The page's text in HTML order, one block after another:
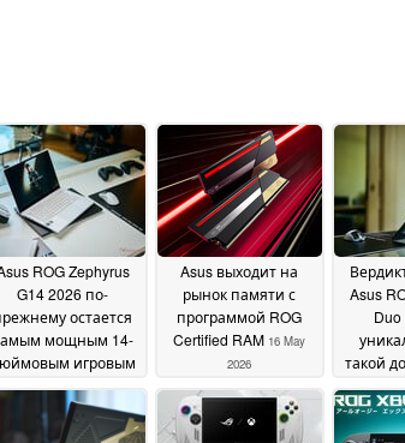
ROG Zephyrus
G14 2026 по-
остается
мощным 14-
игровым
RTX 5070
Ti
21 June 2026
Asus выходит на
рынок памяти с
программой ROG
Certified RAM 16 May
2026
Asus
Duo
такой